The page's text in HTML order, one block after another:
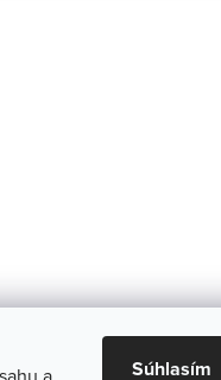
Súhlasím